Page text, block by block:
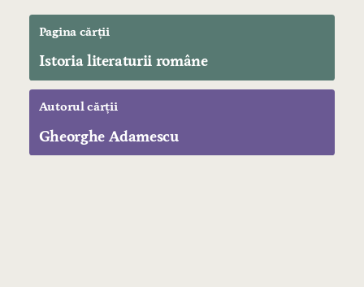
Pagina cărții
Istoria literaturii române
Autorul cărții
Gheorghe Adamescu